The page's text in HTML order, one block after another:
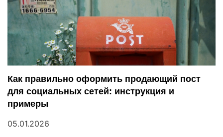
ц
и
я
п
о
з
Как правильно оформить продающий пост
для социальных сетей: инструкция и
примеры
05.01.2026